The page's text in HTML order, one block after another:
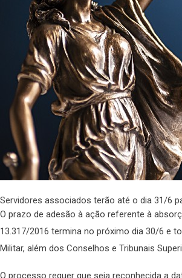
Servidores associados terão até o dia 31/6
O prazo de adesão à ação referente à
13.317/2016 termina no próximo dia 30/6 e
Militar, além dos Conselhos e Tribunais
O processo requer que seja reconhecida a